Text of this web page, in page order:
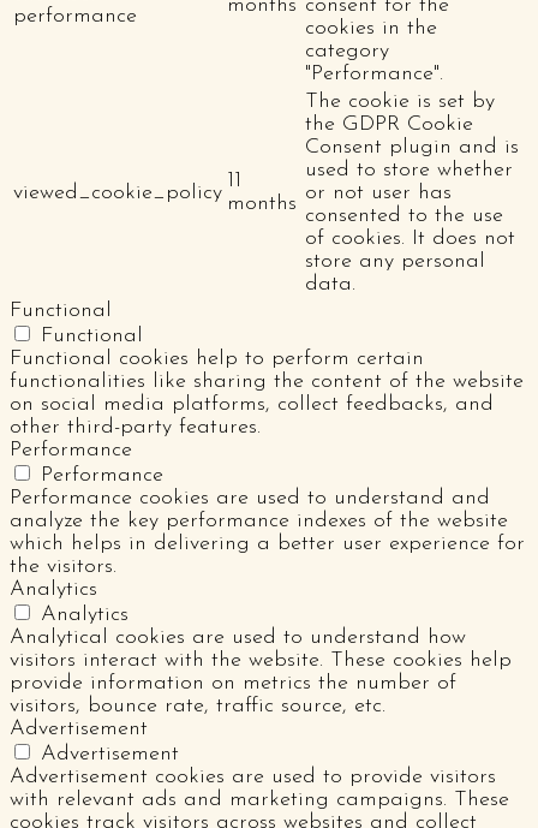
performance
months consent for the
cookies in the
category
"Performance".
viewed_cookie_policy
11
months
The cookie is set by
the GDPR Cookie
Consent plugin and is
used to store whether
or not user has
consented to the use
of cookies. It does not
store any personal
data.
Functional
Functional
Functional cookies help to perform certain
functionalities like sharing the content of the website
on social media platforms, collect feedbacks, and
other third-party features.
Performance
Performance
Performance cookies are used to understand and
analyze the key performance indexes of the website
which helps in delivering a better user experience for
the visitors.
Analytics
Analytics
Analytical cookies are used to understand how
visitors interact with the website. These cookies help
provide information on metrics the number of
visitors, bounce rate, traffic source, etc.
Advertisement
Advertisement
Advertisement cookies are used to provide visitors
with relevant ads and marketing campaigns. These
cookies track visitors across websites and collect